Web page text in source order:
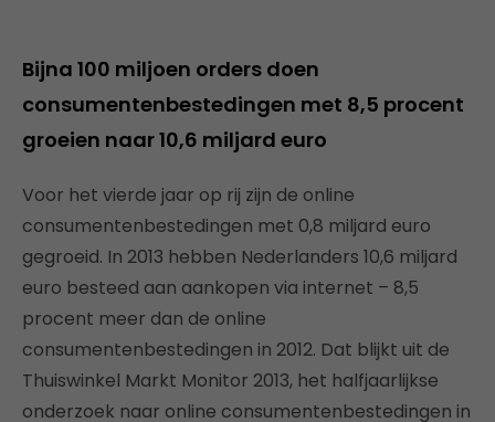
Bijna 100 miljoen orders doen
consumentenbestedingen met 8,5 procent
groeien naar 10,6 miljard euro
Voor het vierde jaar op rij zijn de online
consumentenbestedingen met 0,8 miljard euro
gegroeid. In 2013 hebben Nederlanders 10,6 miljard
euro besteed aan aankopen via internet – 8,5
procent meer dan de online
consumentenbestedingen in 2012. Dat blijkt uit de
Thuiswinkel Markt Monitor 2013, het halfjaarlijkse
onderzoek naar online consumentenbestedingen in